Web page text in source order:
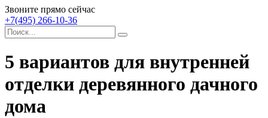
Звоните прямо сейчас
+7(495) 266-10-36
5 вариантов для внутренней
отделки деревянного дачного
дома